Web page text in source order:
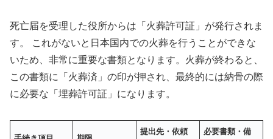
死亡届を受理した役所からは「火葬許可証」が発行されま
す。 これがないと日本国内での火葬を行うことができな
いため、非常に重要な書類となります。火葬が終わると、
この書類に「火葬済」の印が押され、最終的には納骨の際
に必要な「埋葬許可証」になります。
提出先・依頼 必要書類・備